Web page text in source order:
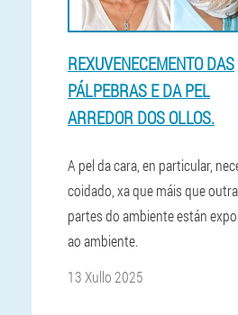
REXUVENECEMENTO DAS
PÁLPEBRAS E DA PEL
ARREDOR DOS OLLOS.
A pel da cara, en particular,
coidado, xa que máis que
partes do ambiente están
ao ambiente.
13 Xullo 2025